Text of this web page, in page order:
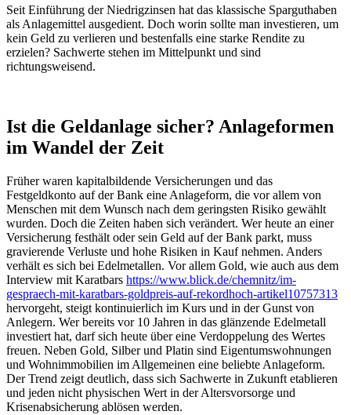
Seit Einführung der Niedrigzinsen hat das klassische Sparguthaben
als Anlagemittel ausgedient. Doch worin sollte man investieren, um
kein Geld zu verlieren und bestenfalls eine starke Rendite zu
erzielen? Sachwerte stehen im Mittelpunkt und sind
richtungsweisend.
Ist die Geldanlage sicher? Anlageformen
im Wandel der Zeit
Früher waren kapitalbildende Versicherungen und das
Festgeldkonto auf der Bank eine Anlageform, die vor allem von
Menschen mit dem Wunsch nach dem geringsten Risiko gewählt
wurden. Doch die Zeiten haben sich verändert. Wer heute an einer
Versicherung festhält oder sein Geld auf der Bank parkt, muss
gravierende Verluste und hohe Risiken in Kauf nehmen. Anders
verhält es sich bei Edelmetallen. Vor allem Gold, wie auch aus dem
Interview mit Karatbars https://www.blick.de/chemnitz/im-
gespraech-mit-karatbars-goldpreis-auf-rekordhoch-artikel10757313
hervorgeht, steigt kontinuierlich im Kurs und in der Gunst von
Anlegern. Wer bereits vor 10 Jahren in das glänzende Edelmetall
investiert hat, darf sich heute über eine Verdoppelung des Wertes
freuen. Neben Gold, Silber und Platin sind Eigentumswohnungen
und Wohnimmobilien im Allgemeinen eine beliebte Anlageform.
Der Trend zeigt deutlich, dass sich Sachwerte in Zukunft etablieren
und jeden nicht physischen Wert in der Altersvorsorge und
Krisenabsicherung ablösen werden.